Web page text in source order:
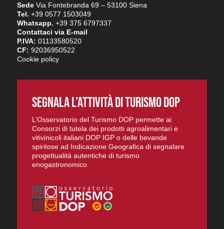
SedeVia Fontebranda 69 – 53100 Siena
Tel. +39 0577 1503049
Whatsapp. +39 375 6797337
Contattaci via E-mail
P.IVA: 01133580520
CF: 92036950522
Cookie policy
SEGNALA L’ATTIVITÀ DI TURISMO DOP
L’Osservatorio del Turismo DOP permette ai
Consorzi di tutela dei prodotti agroalimentari e
vitivinicoli italiani DOP IGP o delle bevande
spiritose ad Indicazione Geografica di segnalare
progettualità autentiche di turismo
enogastronomico.